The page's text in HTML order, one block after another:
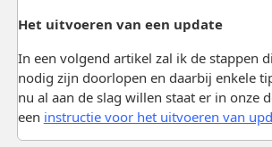
Het uitvoeren van een update
In een volgend artikel zal ik de stappen
nodig zijn doorlopen en daarbij enkele
nu al aan de slag willen staat er in onze
een instructie voor het uitvoeren van